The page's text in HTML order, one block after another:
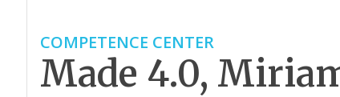
COMPETENCE CENTER
Made 4.0,